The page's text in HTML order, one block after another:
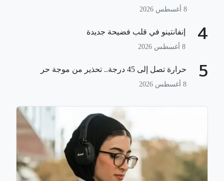
8 أغسطس 2026
4 إنفانتينو في قلب فضيحة جديدة
8 أغسطس 2026
5 حرارة تصل إلى 45 درجة.. تحذير من موجة حر
8 أغسطس 2026